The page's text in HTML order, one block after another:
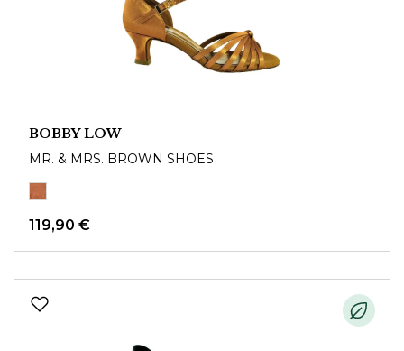
BOBBY LOW
MR. & MRS. BROWN SHOES
119,90 €